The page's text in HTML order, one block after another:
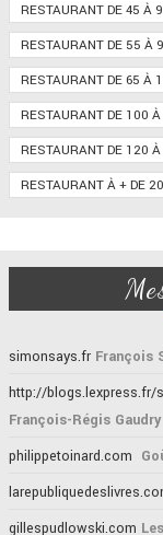
RESTAURANT DE 45 À
RESTAURANT DE 55 À
RESTAURANT DE 65 À
RESTAURANT DE 100
RESTAURANT DE 120
RESTAURANT À + DE
simonsays.fr François
http://blogs.lexpress.fr/
François-Régis Gaudry
philippetoinard.com
gillespudlowski.com